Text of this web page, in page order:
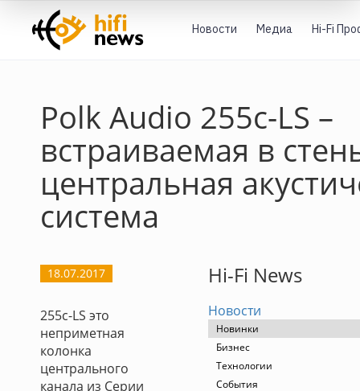
Новости Медиа Hi-Fi
Polk Audio 255c-LS –
встраиваемая в
центральная
система
18.07.2017
255c-LS это
неприметная
колонка
центрального
канала из Серии
Hi-Fi News
Новости
Новинки
Бизнес
Технологии
События